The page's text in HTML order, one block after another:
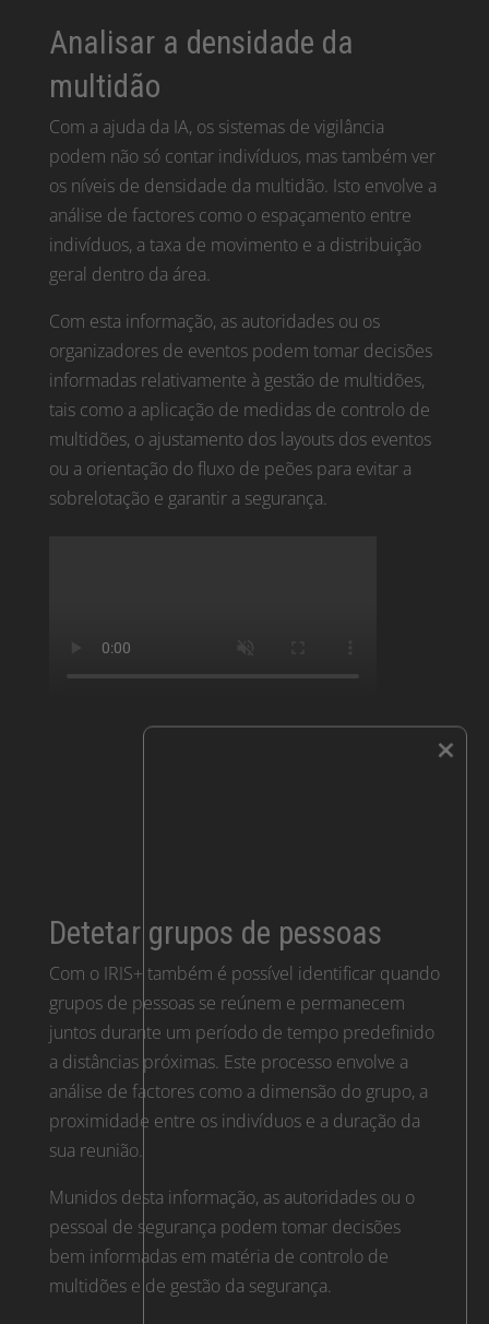
Analisar a densidade da
multidão
Com a ajuda da IA, os sistemas de vigilância
podem não só contar indivíduos, mas também ver
os níveis de densidade da multidão. Isto envolve a
análise de factores como o espaçamento entre
indivíduos, a taxa de movimento e a distribuição
geral dentro da área.
Com esta informação, as autoridades ou os
organizadores de eventos podem tomar decisões
informadas relativamente à gestão de multidões,
tais como a aplicação de medidas de controlo de
multidões, o ajustamento dos layouts dos eventos
ou a orientação do fluxo de peões para evitar a
sobrelotação e garantir a segurança.
Detetar grupos de pessoas
Com o IRIS+ também é possível identificar quando
grupos de pessoas se reúnem e permanecem
juntos durante um período de tempo predefinido
a distâncias próximas. Este processo envolve a
análise de factores como a dimensão do grupo, a
proximidade entre os indivíduos e a duração da
sua reunião.
Munidos desta informação, as autoridades ou o
pessoal de segurança podem tomar decisões
bem informadas em matéria de controlo de
multidões e de gestão da segurança.
×